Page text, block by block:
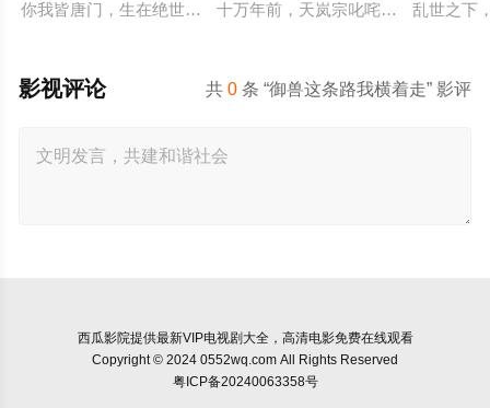
你我皆唐门，生在绝世中——腾讯视频《斗罗大陆绝世唐门》动
十万年前，天岚宗叱咤修真界，宗内
乱世之下
共0 条 “御兽这条路我横着走” 影评
影视评论
西瓜影院提供最新VIP电视剧大全，高清电影免费在线观看
Copyright © 2024 0552wq.com All Rights Reserved
粤ICP备20240063358号